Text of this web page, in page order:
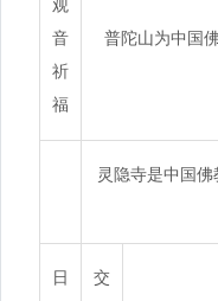
观
音
祈
福
普陀山为中国
灵隐寺是中国
日
交